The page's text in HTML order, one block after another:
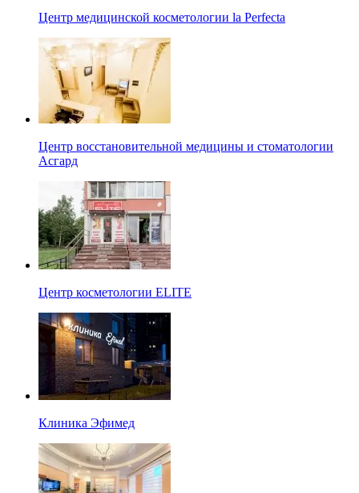
Центр медицинской косметологии la Perfecta
Центр восстановительной медицины и стоматологии
Асгард
Центр косметологии ELITE
Клиника Эфимед